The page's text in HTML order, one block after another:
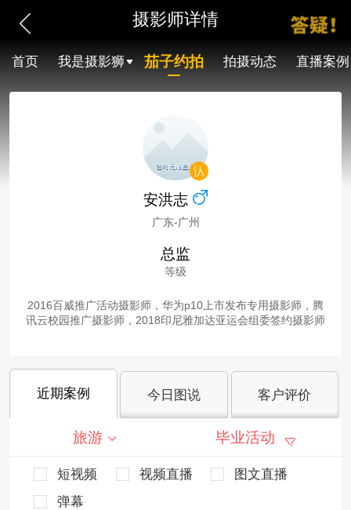
摄影师详情
首页 我是摄影狮 茄子约拍 拍摄动态 直播案例
安洪志
广东-广州
总监
等级
2016百威推广活动摄影师，华为p10上市发布专用摄影师，腾
讯云校园推广摄影师，2018印尼雅加达亚运会组委签约摄影师
近期案例 今日图说 客户评价
旅游 毕业活动
短视频 视频直播
图文直播
弹幕